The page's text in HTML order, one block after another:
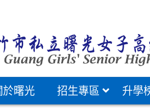
於曙光 招生專區 升學